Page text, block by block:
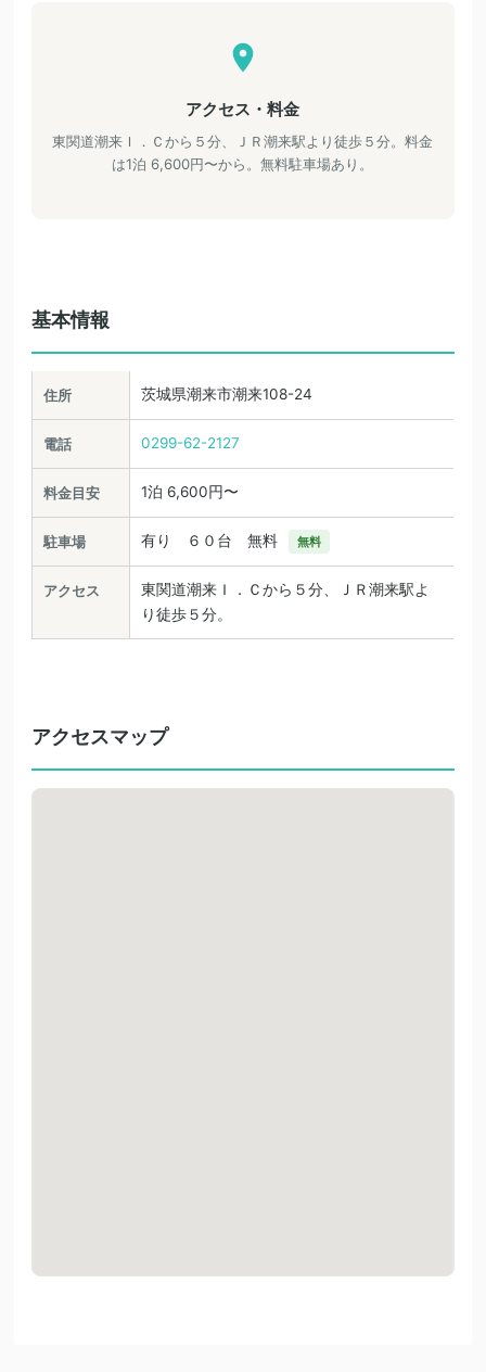
アクセス・料金
東関道潮来Ｉ．Ｃから５分、ＪＲ潮来駅より徒歩５分。料金
は1泊 6,600円〜から。無料駐車場あり。
基本情報
住所 茨城県潮来市潮来108-24
電話 0299-62-2127
料金目安 1泊 6,600円〜
駐車場 有り ６０台 無料 無料
アクセス
東関道潮来Ｉ．Ｃから５分、ＪＲ潮来駅よ
り徒歩５分。
アクセスマップ